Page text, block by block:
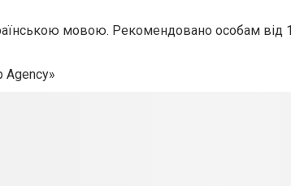
мовою. Рекомендовано особам від
Agency»